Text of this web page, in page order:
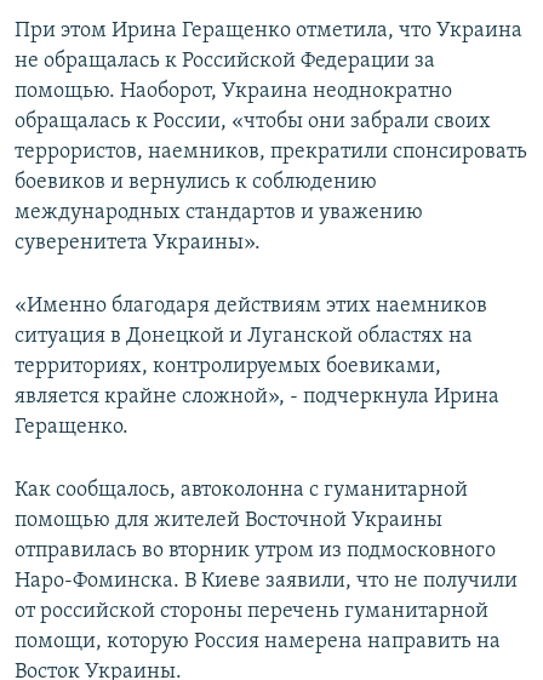
При этом Ирина Геращенко отметила, что Украина
не обращалась к Российской Федерации за
помощью. Наоборот, Украина неоднократно
обращалась к России, «чтобы они забрали своих
террористов, наемников, прекратили спонсировать
боевиков и вернулись к соблюдению
международных стандартов и уважению
суверенитета Украины».
«Именно благодаря действиям этих наемников
ситуация в Донецкой и Луганской областях на
территориях, контролируемых боевиками,
является крайне сложной», - подчеркнула Ирина
Геращенко.
Как сообщалось, автоколонна с гуманитарной
помощью для жителей Восточной Украины
отправилась во вторник утром из подмосковного
Наро-Фоминска. В Киеве заявили, что не получили
от российской стороны перечень гуманитарной
помощи, которую Россия намерена направить на
Восток Украины.